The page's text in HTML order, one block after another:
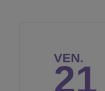
VEN.
21